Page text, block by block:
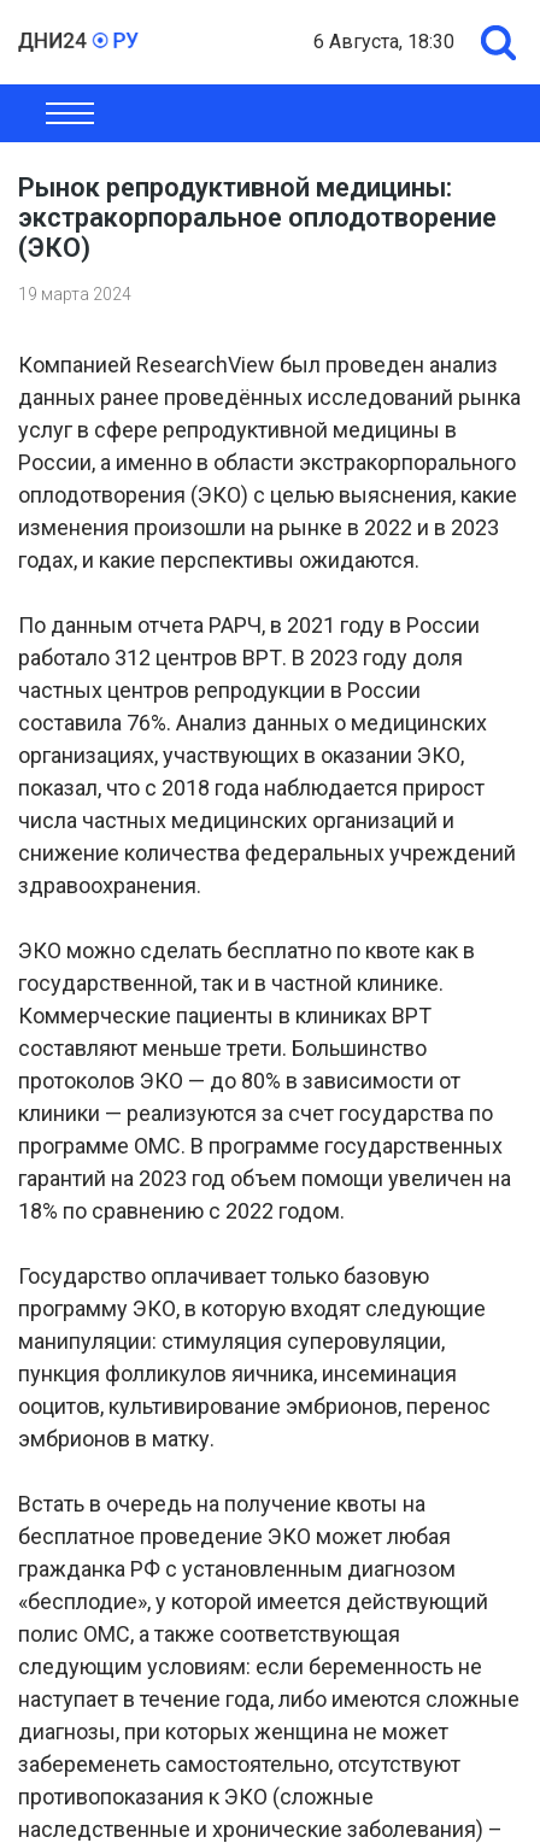
6 Августа, 18:30
ОБЩЕСТВО
Рынок репродуктивной медицины:
экстракорпоральное оплодотворение
(ЭКО)
19 марта 2024
Компанией ResearchView был проведен анализ
данных ранее проведённых исследований рынка
услуг в сфере репродуктивной медицины в
России, а именно в области экстракорпорального
оплодотворения (ЭКО) с целью выяснения, какие
изменения произошли на рынке в 2022 и в 2023
годах, и какие перспективы ожидаются.
По данным отчета РАРЧ, в 2021 году в России
работало 312 центров ВРТ. В 2023 году доля
частных центров репродукции в России
составила 76%. Анализ данных о медицинских
организациях, участвующих в оказании ЭКО,
показал, что с 2018 года наблюдается прирост
числа частных медицинских организаций и
снижение количества федеральных учреждений
здравоохранения.
ЭКО можно сделать бесплатно по квоте как в
государственной, так и в частной клинике.
Коммерческие пациенты в клиниках ВРТ
составляют меньше трети. Большинство
протоколов ЭКО — до 80% в зависимости от
клиники — реализуются за счет государства по
программе ОМС. В программе государственных
гарантий на 2023 год объем помощи увеличен на
18% по сравнению с 2022 годом.
Государство оплачивает только базовую
программу ЭКО, в которую входят следующие
манипуляции: стимуляция суперовуляции,
пункция фолликулов яичника, инсеминация
ооцитов, культивирование эмбрионов, перенос
эмбрионов в матку.
Встать в очередь на получение квоты на
бесплатное проведение ЭКО может любая
гражданка РФ с установленным диагнозом
«бесплодие», у которой имеется действующий
полис ОМС, а также соответствующая
следующим условиям: если беременность не
наступает в течение года, либо имеются сложные
диагнозы, при которых женщина не может
забеременеть самостоятельно, отсутствуют
противопоказания к ЭКО (сложные
наследственные и хронические заболевания) –